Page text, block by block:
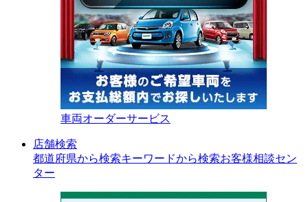
車両オーダーサービス
店舗検索
都道府県から検索キーワードから検索お客様相談セン
ター